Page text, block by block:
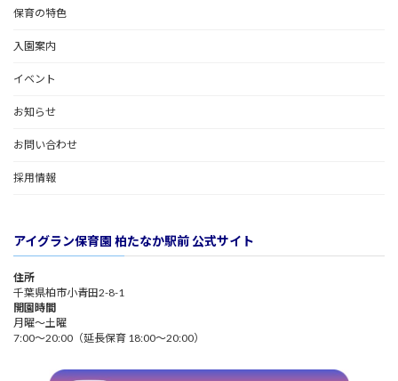
保育の特色
入園案内
イベント
お知らせ
お問い合わせ
採用情報
アイグラン保育園 柏たなか駅前 公式サイト
住所
千葉県柏市小青田2-8-1
開園時間
月曜～土曜
7:00～20:00（延長保育 18:00～20:00）